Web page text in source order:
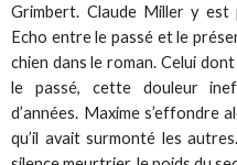
Grimbert. Claude Miller y est
Echo entre le passé et le
chien dans le roman. Celui
le passé, cette douleur
d’années. Maxime s’effondre
qu’il avait surmonté les